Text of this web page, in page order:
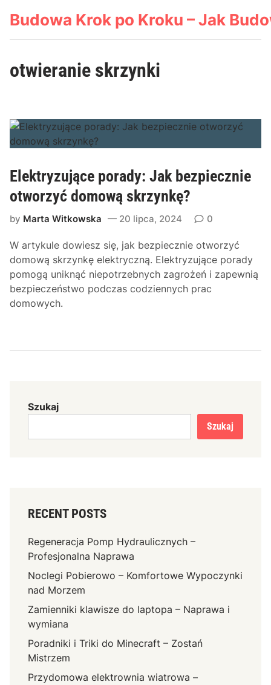
Budowa Krok po Kroku – Jak
otwieranie skrzynki
Elektryzujące porady: Jak bezpiecznie
otworzyć domową skrzynkę?
by Marta Witkowska 20 lipca, 2024 0
W artykule dowiesz się, jak bezpiecznie otworzyć
domową skrzynkę elektryczną. Elektryzujące porady
pomogą uniknąć niepotrzebnych zagrożeń i zapewnią
bezpieczeństwo podczas codziennych prac
domowych.
Szukaj
Szukaj
RECENT POSTS
Regeneracja Pomp Hydraulicznych –
Profesjonalna Naprawa
Noclegi Pobierowo – Komfortowe Wypoczynki
nad Morzem
Zamienniki klawisze do laptopa – Naprawa i
wymiana
Poradniki i Triki do Minecraft – Zostań
Mistrzem
Przydomowa elektrownia wiatrowa –